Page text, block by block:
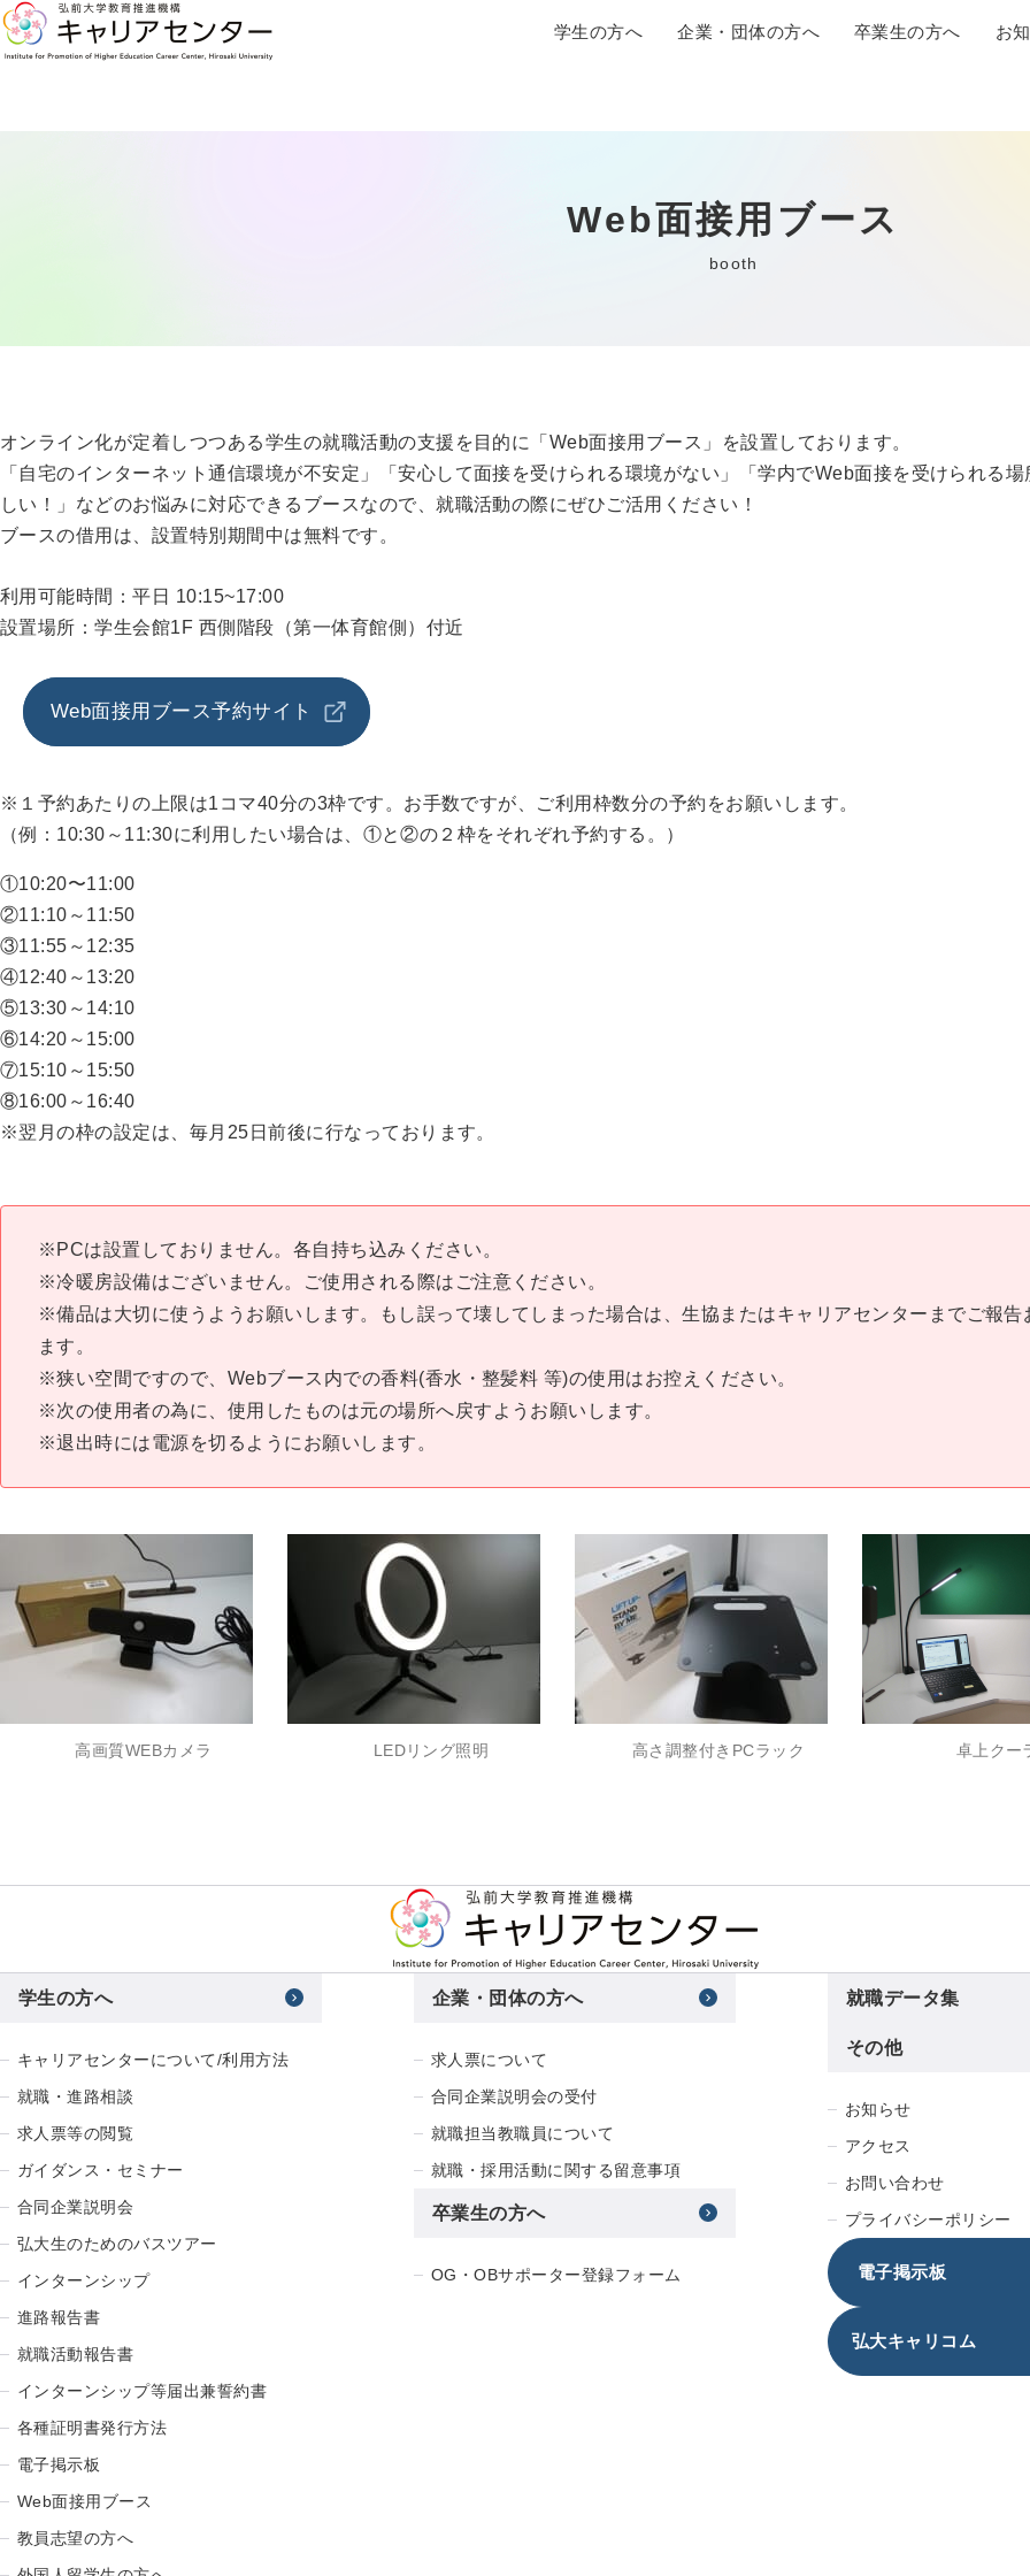
学生の方へ 企業・団体の方へ 卒業生の方へ お
Web面接用ブース
booth
オンライン化が定着しつつある学生の就職活動の支援を目的に「Web面接用ブース」を設置しております。
「自宅のインターネット通信環境が不安定」「安心して面接を受けられる環境がない」「学内でWeb面接を受けられる
しい！」などのお悩みに対応できるブースなので、就職活動の際にぜひご活用ください！
ブースの借用は、設置特別期間中は無料です。
利用可能時間：平日 10:15~17:00
設置場所：学生会館1F 西側階段（第一体育館側）付近
Web面接用ブース予約サイト
※１予約あたりの上限は1コマ40分の3枠です。お手数ですが、ご利用枠数分の予約をお願いします。
（例：10:30～11:30に利用したい場合は、①と②の２枠をそれぞれ予約する。）
①10:20〜11:00
②11:10～11:50
③11:55～12:35
④12:40～13:20
⑤13:30～14:10
⑥14:20～15:00
⑦15:10～15:50
⑧16:00～16:40
※翌月の枠の設定は、毎月25日前後に行なっております。
※PCは設置しておりません。各自持ち込みください。
※冷暖房設備はございません。ご使用される際はご注意ください。
※備品は大切に使うようお願いします。もし誤って壊してしまった場合は、生協またはキャリアセンターまでご報告
ます。
※狭い空間ですので、Webブース内での香料(香水・整髪料 等)の使用はお控えください。
※次の使用者の為に、使用したものは元の場所へ戻すようお願いします。
※退出時には電源を切るようにお願いします。
高画質WEBカメラ LEDリング照明 高さ調整付きPCラック 卓上クー
学生の方へ
キャリアセンターについて/利用方法
就職・進路相談
求人票等の閲覧
ガイダンス・セミナー
合同企業説明会
弘大生のためのバスツアー
インターンシップ
進路報告書
就職活動報告書
インターンシップ等届出兼誓約書
各種証明書発行方法
電子掲示板
Web面接用ブース
教員志望の方へ
企業・団体の方へ
求人票について
合同企業説明会の受付
就職担当教職員について
就職・採用活動に関する留意事項
卒業生の方へ
OG・OBサポーター登録フォーム
就職データ集
その他
お知らせ
アクセス
お問い合わせ
プライバシーポリシー
電子掲示板
弘大キャリコム